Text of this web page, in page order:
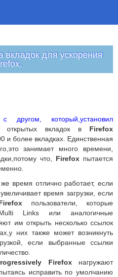
вкладок для ускорения
который,установил
открытых вкладок в Firefox
и более вкладках. Единственная
занимает много времени,
что, Firefox пытается
время отлично работает, если
время загрузки, если
пользователи, которые
Links или аналогичные
им открыть несколько ссылок
них также может возникнуть
если выбранные ссылки
Firefoxнагружают
исправить по умолчанию